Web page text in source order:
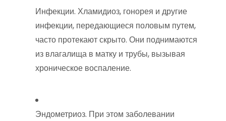
Инфекции. Хламидиоз, гонорея и другие
инфекции, передающиеся половым путем,
часто протекают скрыто. Они поднимаются
из влагалища в матку и трубы, вызывая
хроническое воспаление.
Эндометриоз. При этом заболевании